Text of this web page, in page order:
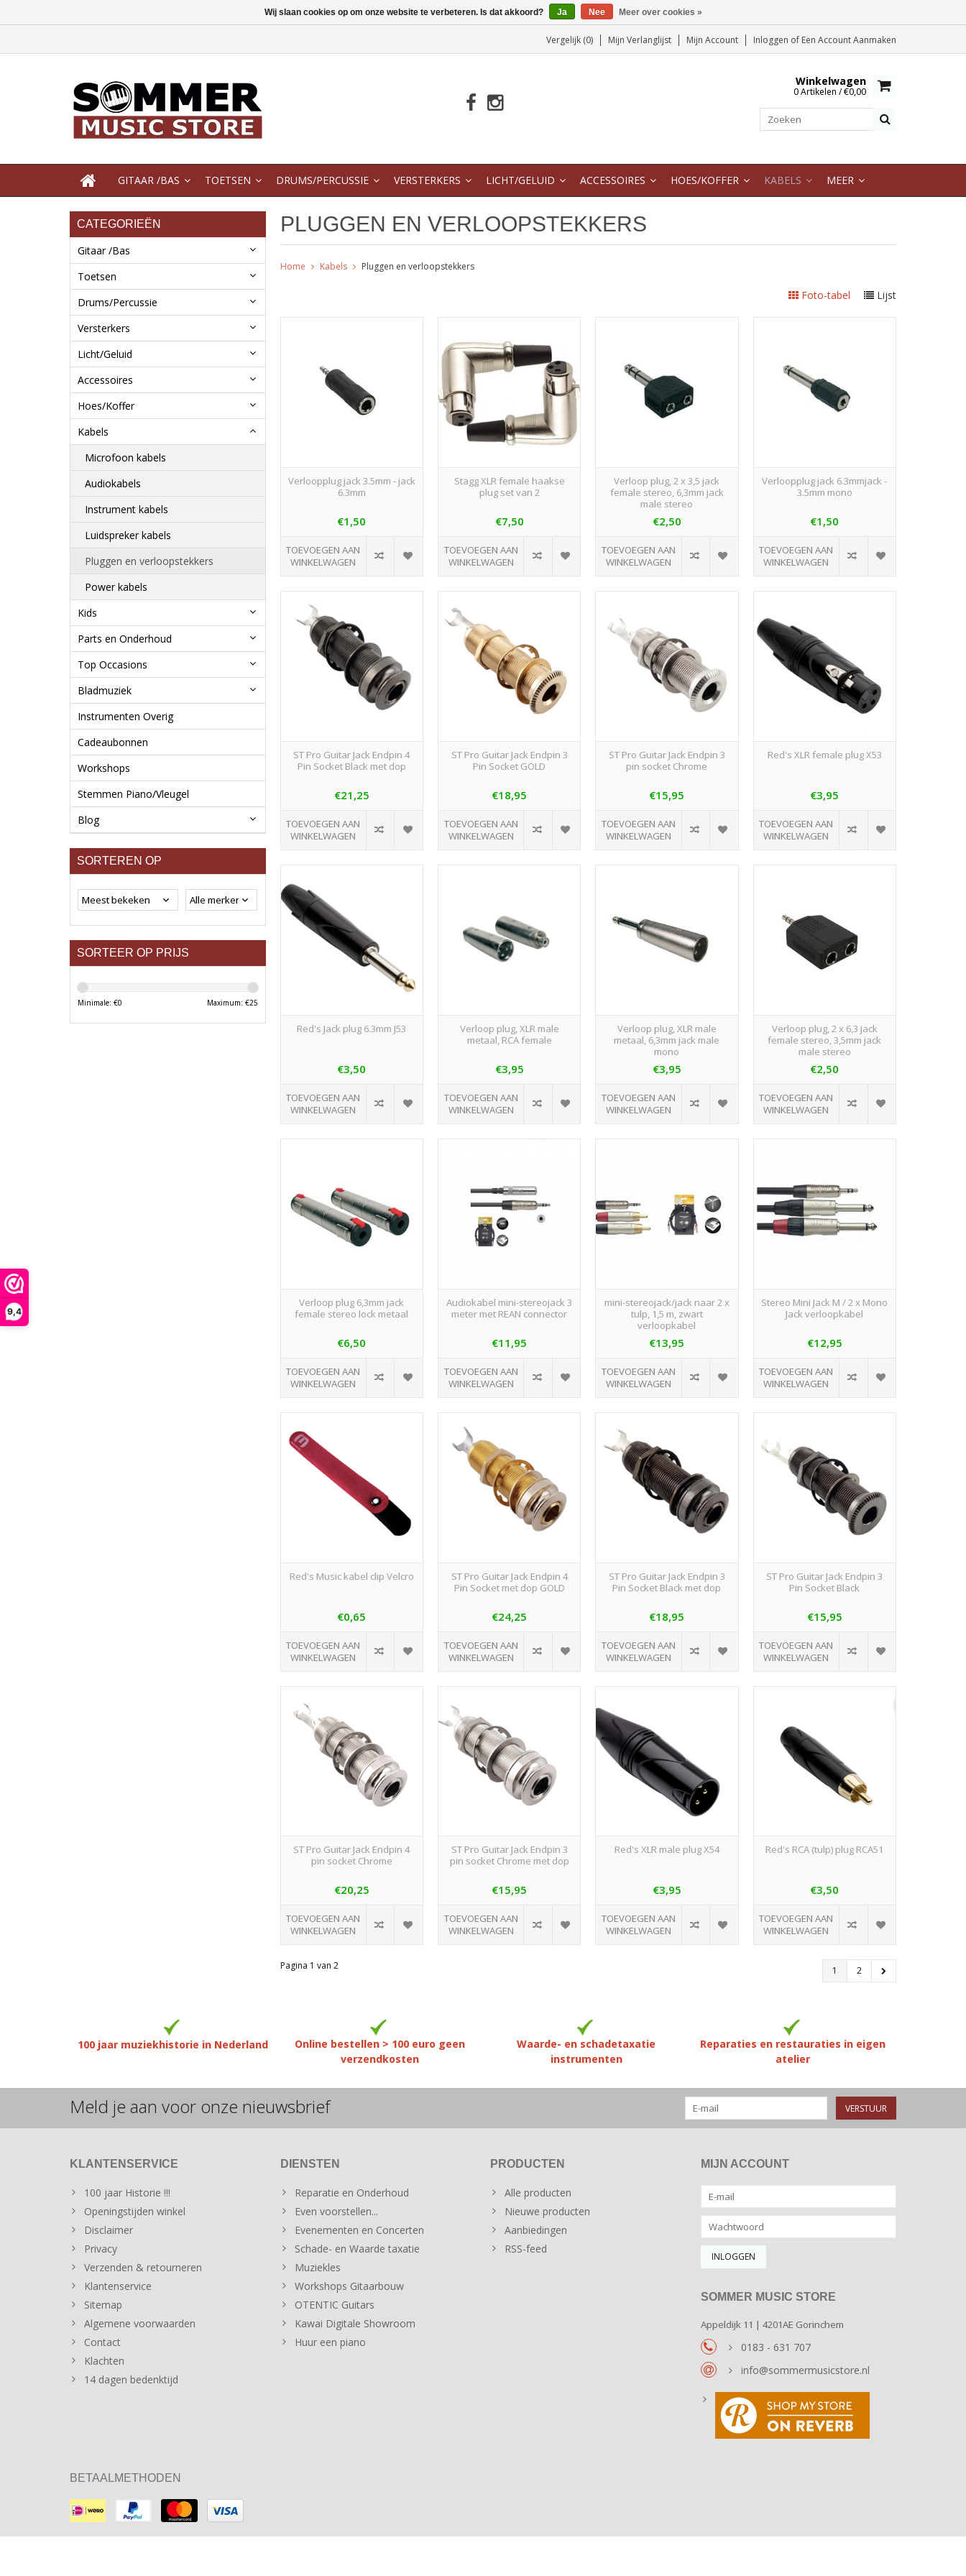
9,4
Vergelijk (0) Mijn Verlanglijst Mijn Account Inloggen of Een Account Aanmaken
Winkelwagen
0 Artikelen / €0,00
GITAAR /BAS TOETSEN DRUMS/PERCUSSIE VERSTERKERS LICHT/GELUID ACCESSOIRES HOES/KOFFER KABELS MEER
CATEGORIEËN
Gitaar /Bas
Toetsen
Drums/Percussie
Versterkers
Licht/Geluid
Accessoires
Hoes/Koffer
Kabels
Microfoon kabels
Audiokabels
Instrument kabels
Luidspreker kabels
Pluggen en verloopstekkers
Power kabels
Kids
Parts en Onderhoud
Top Occasions
Bladmuziek
Instrumenten Overig
Cadeaubonnen
Workshops
Stemmen Piano/Vleugel
Blog
SORTEREN OP
SORTEER OP PRIJS
Minimale: €0 Maximum: €25
PLUGGEN EN VERLOOPSTEKKERS
Home Kabels Pluggen en verloopstekkers
Foto-tabel Lijst
Verloopplug jack 3.5mm - jack
6.3mm
€1,50
TOEVOEGEN AAN
WINKELWAGEN
Stagg XLR female haakse
plug set van 2
€7,50
TOEVOEGEN AAN
WINKELWAGEN
Verloop plug, 2 x 3,5 jack
female stereo, 6,3mm jack
male stereo
€2,50
TOEVOEGEN AAN
WINKELWAGEN
Verloopplug jack 6.3mmjack -
3.5mm mono
€1,50
TOEVOEGEN AAN
WINKELWAGEN
ST Pro Guitar Jack Endpin 4
Pin Socket Black met dop
€21,25
TOEVOEGEN AAN
WINKELWAGEN
ST Pro Guitar Jack Endpin 3
Pin Socket GOLD
€18,95
TOEVOEGEN AAN
WINKELWAGEN
ST Pro Guitar Jack Endpin 3
pin socket Chrome
€15,95
TOEVOEGEN AAN
WINKELWAGEN
Red's XLR female plug X53
€3,95
TOEVOEGEN AAN
WINKELWAGEN
Red's Jack plug 6.3mm J53
€3,50
TOEVOEGEN AAN
WINKELWAGEN
Verloop plug, XLR male
metaal, RCA female
€3,95
TOEVOEGEN AAN
WINKELWAGEN
Verloop plug, XLR male
metaal, 6,3mm jack male
mono
€3,95
TOEVOEGEN AAN
WINKELWAGEN
Verloop plug, 2 x 6,3 jack
female stereo, 3,5mm jack
male stereo
€2,50
TOEVOEGEN AAN
WINKELWAGEN
Verloop plug 6,3mm jack
female stereo lock metaal
€6,50
TOEVOEGEN AAN
WINKELWAGEN
Audiokabel mini-stereojack 3
meter met REAN connector
€11,95
TOEVOEGEN AAN
WINKELWAGEN
mini-stereojack/jack naar 2 x
tulp, 1,5 m, zwart
verloopkabel
€13,95
TOEVOEGEN AAN
WINKELWAGEN
Stereo Mini Jack M / 2 x Mono
Jack verloopkabel
€12,95
TOEVOEGEN AAN
WINKELWAGEN
Red's Music kabel clip Velcro
€0,65
TOEVOEGEN AAN
WINKELWAGEN
ST Pro Guitar Jack Endpin 4
Pin Socket met dop GOLD
€24,25
TOEVOEGEN AAN
WINKELWAGEN
ST Pro Guitar Jack Endpin 3
Pin Socket Black met dop
€18,95
TOEVOEGEN AAN
WINKELWAGEN
ST Pro Guitar Jack Endpin 3
Pin Socket Black
€15,95
TOEVOEGEN AAN
WINKELWAGEN
ST Pro Guitar Jack Endpin 4
pin socket Chrome
€20,25
TOEVOEGEN AAN
WINKELWAGEN
ST Pro Guitar Jack Endpin 3
pin socket Chrome met dop
€15,95
TOEVOEGEN AAN
WINKELWAGEN
Red's XLR male plug X54
€3,95
TOEVOEGEN AAN
WINKELWAGEN
Red's RCA (tulp) plug RCA51
€3,50
TOEVOEGEN AAN
WINKELWAGEN
Pagina 1 van 2 1 2
100 jaar muziekhistorie in Nederland
Online bestellen > 100 euro geen
verzendkosten
Waarde- en schadetaxatie
instrumenten
Reparaties en restauraties in eigen
atelier
Meld je aan voor onze nieuwsbrief VERSTUUR
KLANTENSERVICE
100 jaar Historie !!!
Openingstijden winkel
Disclaimer
Privacy
Verzenden & retourneren
Klantenservice
Sitemap
Algemene voorwaarden
Contact
Klachten
14 dagen bedenktijd
DIENSTEN
Reparatie en Onderhoud
Even voorstellen...
Evenementen en Concerten
Schade- en Waarde taxatie
Muziekles
Workshops Gitaarbouw
OTENTIC Guitars
Kawai Digitale Showroom
Huur een piano
PRODUCTEN
Alle producten
Nieuwe producten
Aanbiedingen
RSS-feed
MIJN ACCOUNT
SOMMER MUSIC STORE
Appeldijk 11 | 4201AE Gorinchem
0183 - 631 707
info@sommermusicstore.nl
BETAALMETHODEN
Wij slaan cookies op om onze website te verbeteren. Is dat akkoord? Ja Nee Meer over cookies »